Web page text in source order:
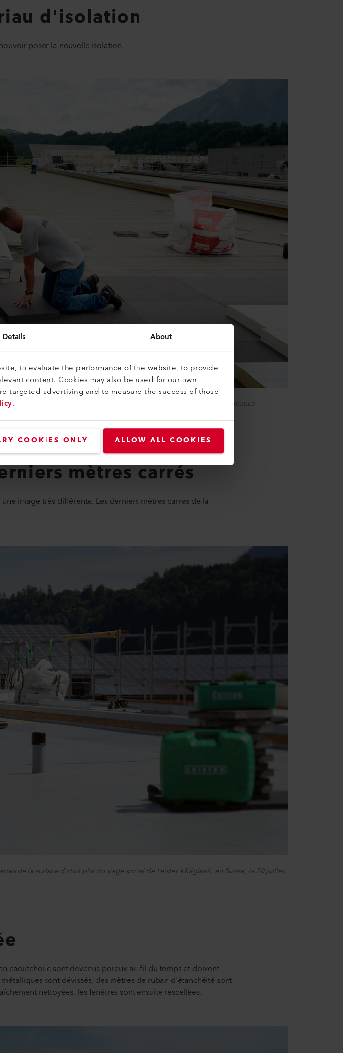
Details About
to evaluate the performance of the website, to provide
content. Cookies may also be used for our own
targeted advertising and to measure the success of those
.
COOKIES ONLY ALLOW ALL COOKIES
d'isolation
poser la nouvelle isolation.
de polystyrène foncés) est installée. À droite, l'isolation haute performance
mètres carrés
image très différente. Les derniers mètres carrés de la
de la surface du toit plat du siège social de Leister à Kägiswil, en Suisse, le 20 juillet
caoutchouc sont devenus poreux au fil du temps et doivent
sont dévissés, des mètres de ruban d'étanchéité sont
nettoyées, les fenêtres sont ensuite rescellées.